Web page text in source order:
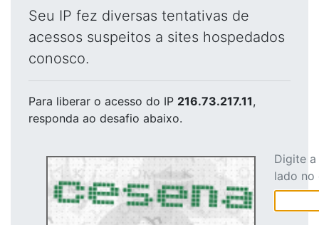
Seu IP fez diversas tentativas de
acessos suspeitos a sites hospedados
conosco.
Para liberar o acesso do IP 216.73.217.11,
responda ao desafio abaixo.
Digite
lado no